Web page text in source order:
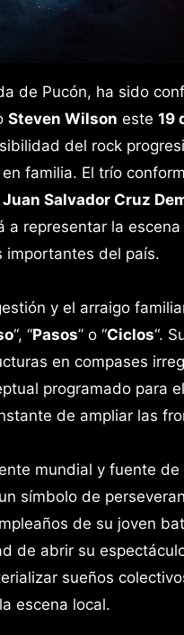
de Pucón, ha sido
Steven Wilson este 19
del rock
familia. El trío
Juan Salvador Cruz
representar la
importantes del país.
y el arraigo
“, “Pasos” o “Ciclos“.
en compases
programado para el
de ampliar las
mundial y fuente de
símbolo de
de su joven
de abrir su
sueños
escena local.